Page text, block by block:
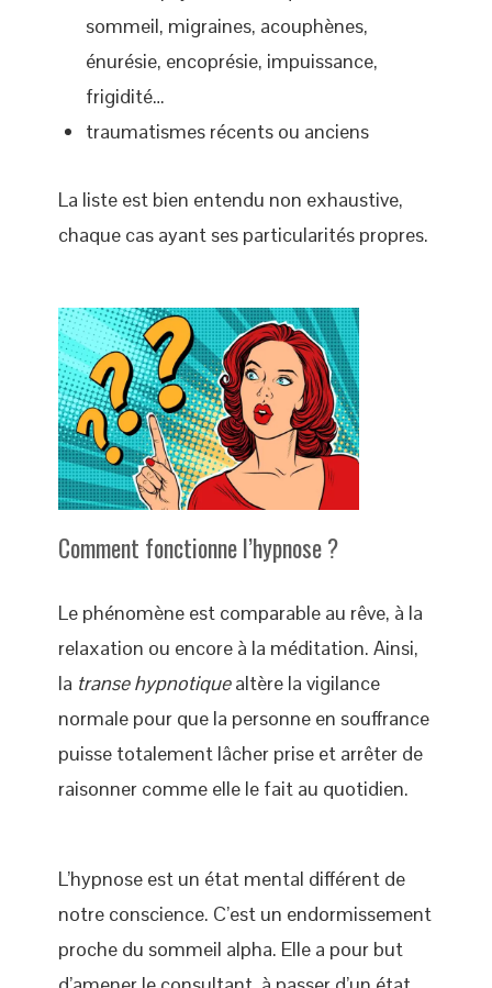
sommeil, migraines, acouphènes,
énurésie, encoprésie, impuissance,
frigidité…
traumatismes récents ou anciens
La liste est bien entendu non exhaustive,
chaque cas ayant ses particularités propres.
Comment fonctionne l’hypnose ?
Le phénomène est comparable au rêve, à la
relaxation ou encore à la méditation. Ainsi,
la transe hypnotiquealtère la vigilance
normale pour que la personne en souffrance
puisse totalement lâcher prise et arrêter de
raisonner comme elle le fait au quotidien.
L’hypnose est un état mental différent de
notre conscience. C’est un endormissement
proche du sommeil alpha. Elle a pour but